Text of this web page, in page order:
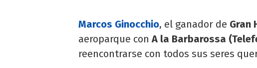
Marcos Ginocchio, el ganador de Gran
aeroparque conA la Barbarossa
reencontrarse con todos sus seres